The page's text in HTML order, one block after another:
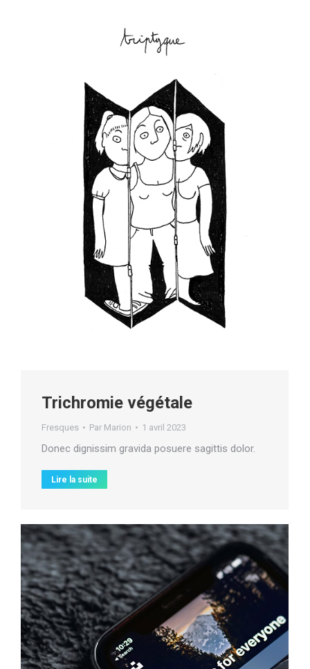
Trichromie végétale
Fresques Par Marion 1 avril 2023
Donec dignissim gravida posuere sagittis dolor.
Lire la suite